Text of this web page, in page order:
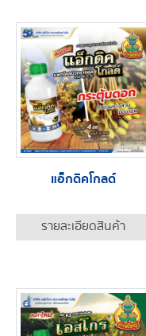
แอ็กดิคโกลด์
รายละเอียดสินค้า